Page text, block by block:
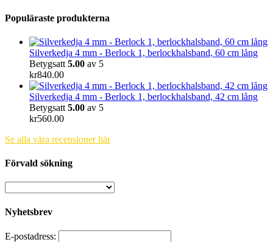
Populäraste produkterna
Silverkedja 4 mm - Berlock 1, berlockhalsband, 60 cm lång
Betygsatt 5.00 av 5
kr840.00
Silverkedja 4 mm - Berlock 1, berlockhalsband, 42 cm lång
Betygsatt 5.00 av 5
kr560.00
Se alla våra recensioner här
Förvald sökning
Nyhetsbrev
E-postadress: